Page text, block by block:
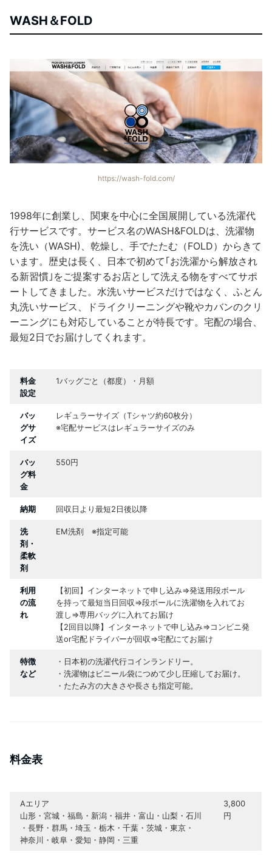
WASH＆FOLD
https://wash-fold.com/
1998年に創業し、関東を中心に全国展開している洗濯代
行サービスです。サービス名のWASH&FOLDは、洗濯物
を洗い（WASH)、乾燥し、手でたたむ（FOLD）からきて
います。歴史は長く、日本で初めて｢お洗濯から解放され
る新習慣｣をご提案するお店として洗える物をすべてサポ
ートしてきました。水洗いサービスだけではなく、ふとん
丸洗いサービス、ドライクリーニングや靴やカバンのクリ
ーニングにも対応していることが特長です。宅配の場合、
最短2日でお届けしてくれます。
料金
設定
1バッグごと（都度）・月額
バッ
グサ
イズ
レギュラーサイズ（Tシャツ約60枚分）
※宅配サービスはレギュラーサイズのみ
バッ
グ料
金
550円
納期 回収日より最短2日後以降
洗
剤・
柔軟
剤
EM洗剤 ※指定可能
利用
の流
れ
【初回】インターネットで申し込み⇒発送用段ボール
を持って最短当日回収⇒段ボールに洗濯物を入れてお
渡し⇒専用バッグに入れてお届け
【2回目以降】インターネットで申し込み⇒コンビニ発
送or宅配ドライバーが回収⇒宅配にてお届け
特徴
など
・日本初の洗濯代行コインランドリー。
・洗濯物はビニール袋につめて少し圧縮してお届け。
・たたみ方の大きさや長さも指定可能。
料金表
Aエリア
山形・宮城・福島・新潟・福井・富山・山梨・石川
・長野・群馬・埼玉・栃木・千葉・茨城・東京・
神奈川・岐阜・愛知・静岡・三重
3,800
円